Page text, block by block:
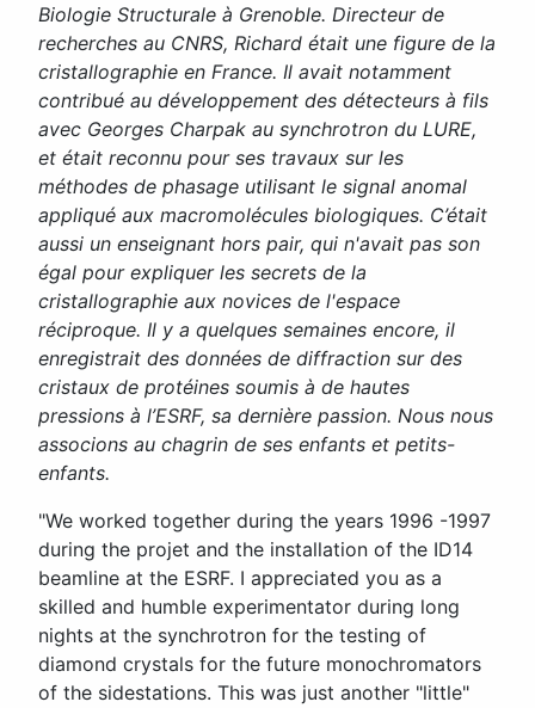
Biologie Structurale à Grenoble. Directeur de
recherches au CNRS, Richard était une figure de la
cristallographie en France. Il avait notamment
contribué au développement des détecteurs à fils
avec Georges Charpak au synchrotron du LURE,
et était reconnu pour ses travaux sur les
méthodes de phasage utilisant le signal anomal
appliqué aux macromolécules biologiques. C’était
aussi un enseignant hors pair, qui n'avait pas son
égal pour expliquer les secrets de la
cristallographie aux novices de l'espace
réciproque. Il y a quelques semaines encore, il
enregistrait des données de diffraction sur des
cristaux de protéines soumis à de hautes
pressions à l’ESRF, sa dernière passion. Nous nous
associons au chagrin de ses enfants et petits-
enfants.
"We worked together during the years 1996 -1997
during the projet and the installation of the ID14
beamline at the ESRF. I appreciated you as a
skilled and humble experimentator during long
nights at the synchrotron for the testing of
diamond crystals for the future monochromators
of the sidestations. This was just another "little"